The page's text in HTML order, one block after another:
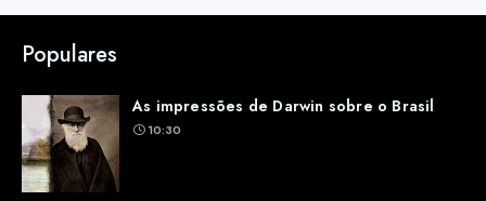
Populares
As impressões de Darwin sobre o Brasil
10:30